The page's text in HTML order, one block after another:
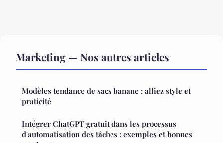
Marketing — Nos autres articles
Modèles tendance de sacs banane : alliez style et
praticité
Intégrer ChatGPT gratuit dans les processus
d'automatisation des tâches : exemples et bonnes